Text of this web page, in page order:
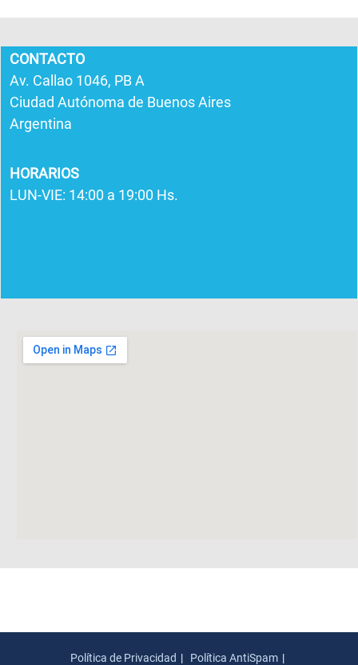
CONTACTO
Av. Callao 1046, PB A
Ciudad Autónoma de Buenos Aires
Argentina
HORARIOS
LUN-VIE: 14:00 a 19:00 Hs.
Política de Privacidad Política AntiSpam